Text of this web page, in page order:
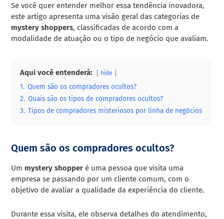
Se você quer entender melhor essa tendência inovadora,
este artigo apresenta uma visão geral das categorias de
mystery shoppers, classificadas de acordo com a
modalidade de atuação ou o tipo de negócio que avaliam.
Aqui você entenderá: hide
1. Quem são os compradores ocultos?
2. Quais são os tipos de compradores ocultos?
3. Tipos de compradores misteriosos por linha de negócios
Quem são os compradores ocultos?
Um mystery shopper é uma pessoa que visita uma
empresa se passando por um cliente comum, com o
objetivo de avaliar a qualidade da experiência do cliente.
Durante essa visita, ele observa detalhes do atendimento,